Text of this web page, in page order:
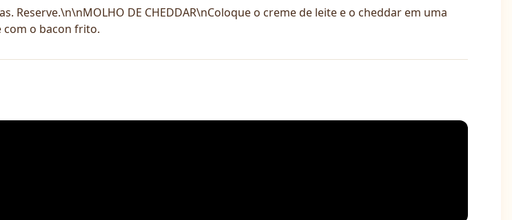
Reserve.\n\nMOLHO DE CHEDDAR\nColoque o creme de leite e o cheddar em uma
com o bacon frito.